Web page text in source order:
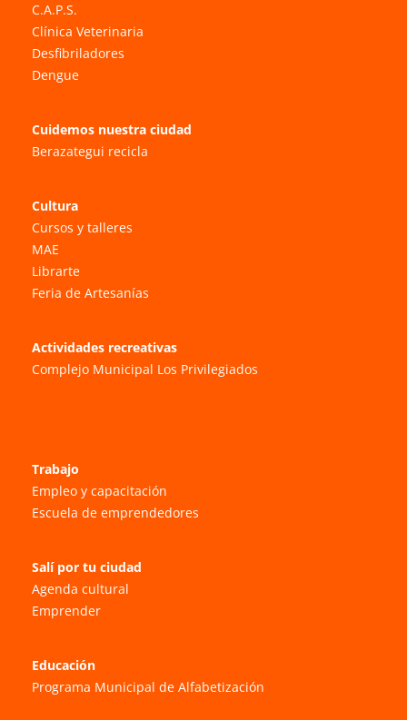
C.A.P.S.
Clínica Veterinaria
Desfibriladores
Dengue
Cuidemos nuestra ciudad
Berazategui recicla
Cultura
Cursos y talleres
MAE
Librarte
Feria de Artesanías
Actividades recreativas
Complejo Municipal Los Privilegiados
Trabajo
Empleo y capacitación
Escuela de emprendedores
Salí por tu ciudad
Agenda cultural
Emprender
Educación
Programa Municipal de Alfabetización